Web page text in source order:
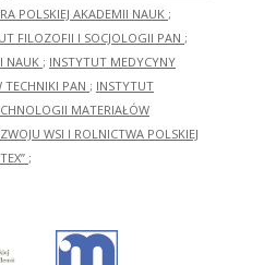
POLSKIEJ AKADEMII NAUK ;
FILOZOFII I SOCJOLOGII PAN ;
NAUK ; INSTYTUT MEDYCYNY
PAN ; INSTYTUT
MATERIAŁÓW
WSI I ROLNICTWA POLSKIEJ
;